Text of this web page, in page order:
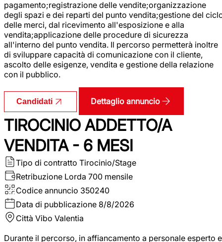
pagamento;registrazione delle vendite;organizzazione
degli spazi e dei reparti del punto vendita;gestione del
delle merci, dal ricevimento all'esposizione e alla
vendita;applicazione delle procedure di sicurezza
all'interno del punto vendita. Il percorso permetterà inoltre
di sviluppare capacità di comunicazione con il cliente,
ascolto delle esigenze, vendita e gestione della relazione
con il pubblico.
Candidati Dettaglio annuncio
TIROCINIO ADDETTO/A
VENDITA - 6 MESI
Tipo di contratto Tirocinio/Stage
Retribuzione Lorda 700 mensile
Codice annuncio 350240
Data di pubblicazione 8/8/2026
Città Vibo Valentia
Durante il percorso, in affiancamento a personale esperto e